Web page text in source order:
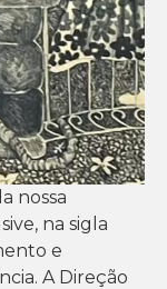
nossa
na sigla
e
A Direção